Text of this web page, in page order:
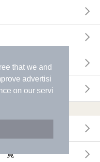
that we and
advertisi
on our servi
設一覧
覧